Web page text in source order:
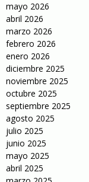
mayo 2026
abril 2026
marzo 2026
febrero 2026
enero 2026
diciembre 2025
noviembre 2025
octubre 2025
septiembre 2025
agosto 2025
julio 2025
junio 2025
mayo 2025
abril 2025